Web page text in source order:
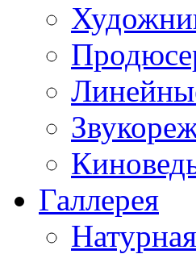
Галлерея